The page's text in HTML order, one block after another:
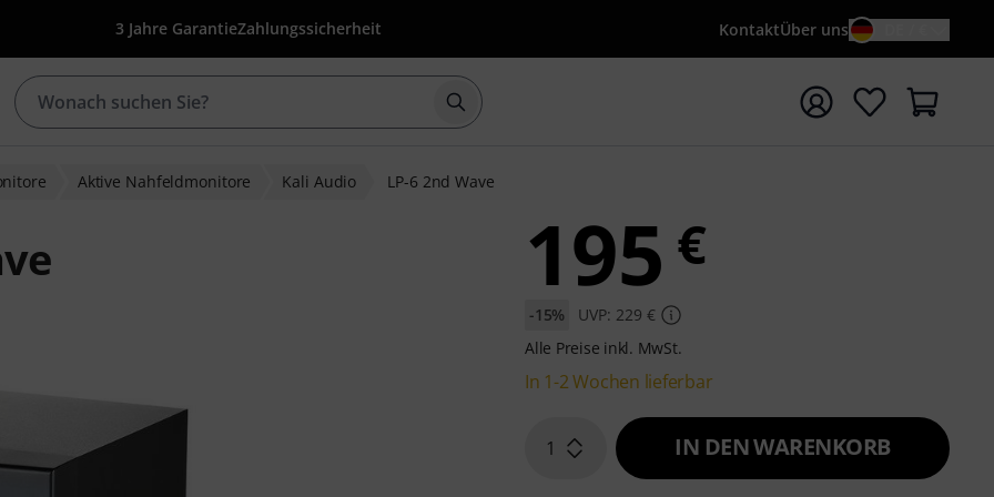
3 Jahre GarantieZahlungssicherheit KontaktÜber uns
Suche mit Suchwort {searchTerm} starten
Aktive Nahfeldmonitore Kali Audio LP-6 2nd Wave
195 €
-15%
UVP: 229 €
Alle Preise inkl. MwSt.
In 1-2 Wochen lieferbar
1 IN DEN WARENKORB